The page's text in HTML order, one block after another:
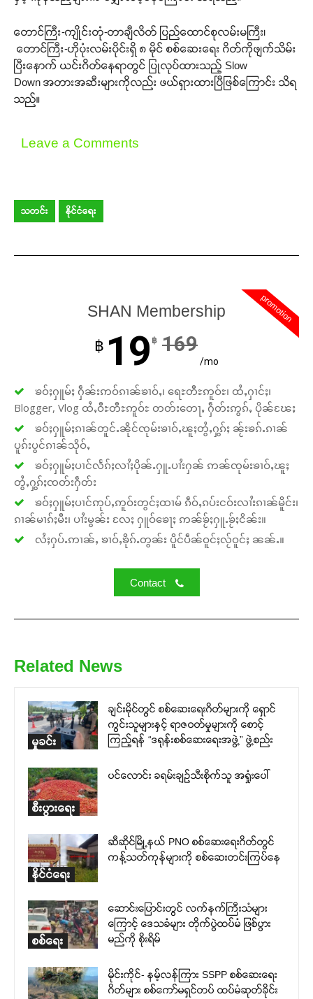
Support SHAN
strong. Join us today and help
တောင်ကြီး-ကျိုင်းတုံ-တာချီလိတ် ပြည်ထောင်စုလမ်းမကြီး၊
တောင်ကြီး-ဟိုပုံးလမ်းပိုင်းရှိ ၈ မိုင် စစ်ဆေးရေး ဂိတ်ကိုဖျက်သိမ်း
ပြီးနောက် ယင်းဂိတ်နေရာတွင် ပြုလုပ်ထားသည့် Slow
Down အတားအဆီးများကိုလည်း ဖယ်ရှားထားပြီဖြစ်ကြောင်း သိရ
သည်။
Leave a Comments
သတင်း နိုင်ငံရေး
promotion
SHAN Membership
฿ 19 ฿ 169
/mo
ၶဝ်ႈႁူမ်ႈ ႁဵၼ်းဢဝ်ၵၢၼ်ၶၢဝ်ႇ၊ ရေႊတီႊဢူဝ်ႊ၊ ထႆႇႁၢင်ႈ၊
Blogger, Vlog ထႆႇဝီႊတီႊဢူဝ်ႊ တတ်းတေႃႇ ႁဵတ်းဢွၵ်ႇ ပိုၼ်ၽႄႈ
ၶဝ်ႈႁူမ်ႈၵၢၼ်တူင်ႉၼိုင်ၸုမ်းၶၢဝ်ႇၽူႈတွႆႇႁွၵ်ႈ ၼႂ်းၶၵ်ႉၵၢၼ်
ပူၵ်းပွင်ၵၢၼ်သိုဝ်ႇ
ၶဝ်ႈႁူမ်ႈပၢင်လႅၵ်ႈလၢႆႈပိုၼ်ႉႁူႉပၢႆးႁၼ် ဢၼ်ၸုမ်းၶၢဝ်ႇၽူႈ
တွႆႇႁွၵ်ႈၸတ်းႁဵတ်း
ၶဝ်ႈႁူမ်ႈပၢင်ဢုပ်ႇဢူဝ်းတွင်ႈထၢမ် ၵဵဝ်ႇၵပ်းငဝ်းလၢႆးၵၢၼ်မိူင်း၊
ၵၢၼ်မၢၵ်ႈမီး၊ ပၢႆးမွၼ်း လႄႈ ႁူဝ်ၶေႃႈ ဢၼ်ၶႂ်ႈႁူႉၶႂ်ႈငိၼ်း။
လႆႈႁပ်ႉဢၢၼ်ႇ ၶၢဝ်ႇၶိုၵ်ႉတွၼ်း ပိူင်ပဵၼ်ဝူင်ႈလႂ်ဝူင်ႈ ၼၼ်ႉ။
Contact
Related News
မှုခင်း
ချင်းမိုင်တွင် စစ်ဆေးရေးဂိတ်များကို ရှောင်
ကွင်းသူများနှင့် ရာဇဝတ်မှုများကို စောင့်
ကြည့်ရန် “ဒရုန်းစစ်ဆေးရေးအဖွဲ့” ဖွဲ့စည်း
စီးပွားရေး
ပင်လောင်း ခရမ်းချဉ်သီးစိုက်သူ အရှုံးပေါ်
နိုင်ငံရေး
ဆီဆိုင်မြို့နယ် PNO စစ်ဆေးရေးဂိတ်တွင်
ကန့်သတ်ကုန်များကို စစ်ဆေးတင်းကြပ်နေ
စစ်ရေး
ဆောင်းပြောင်းတွင် လက်နက်ကြီးသံများ
ကြောင့် ဒေသခံများ တိုက်ပွဲထပ်မံ ဖြစ်ပွား
မည်ကို စိုးရိမ်
မိုင်းကိုင်- နမ့်လန်ကြား SSPP စစ်ဆေးရေး
ဂိတ်များ စစ်ကော်မရှင်တပ် ထပ်မံဆုတ်ခိုင်း